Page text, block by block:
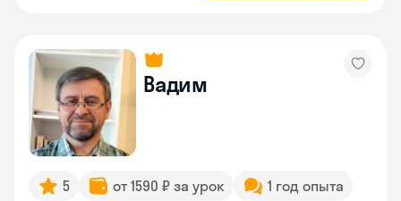
Вадим
5 от 1590 ₽ за урок
1 год опыта